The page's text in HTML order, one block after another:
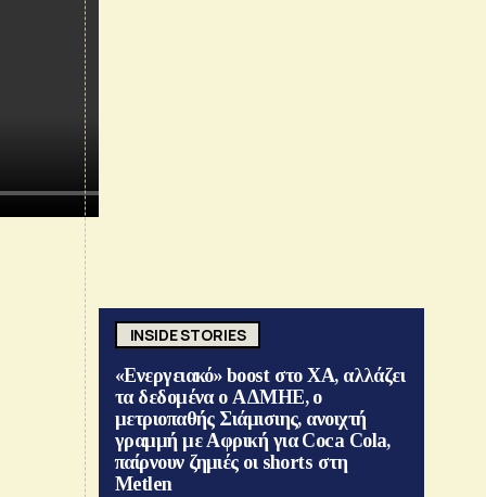
INSIDE STORIES
«Ενεργειακό» boost στο ΧΑ, αλλάζει
τα δεδομένα ο ΑΔΜΗΕ, ο
μετριοπαθής Σιάμισιης, ανοιχτή
γραμμή με Αφρική για Coca Cola,
παίρνουν ζημιές οι shorts στη
Metlen